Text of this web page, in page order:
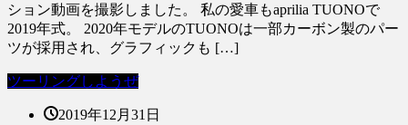
ション動画を撮影しました。 私の愛車もaprilia TUONOで
2019年式。 2020年モデルのTUONOは一部カーボン製のパー
ツが採用され、グラフィックも […]
ツーリングしようぜ
2019年12月31日